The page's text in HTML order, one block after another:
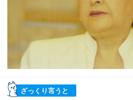
ざっくり言うと